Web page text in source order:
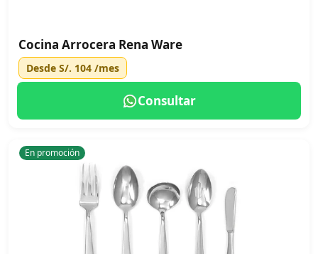
Cocina Arrocera Rena Ware
Desde S/. 104 /mes
Consultar
En promoción